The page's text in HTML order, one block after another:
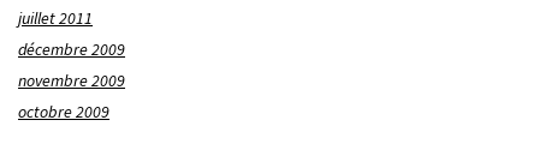
juillet 2011
décembre 2009
novembre 2009
octobre 2009